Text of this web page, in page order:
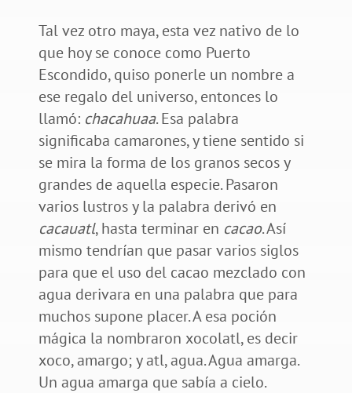
Tal vez otro maya, esta vez nativo de lo
que hoy se conoce como Puerto
Escondido, quiso ponerle un nombre a
ese regalo del universo, entonces lo
llamó: chacahuaa. Esa palabra
significaba camarones, y tiene sentido si
se mira la forma de los granos secos y
grandes de aquella especie. Pasaron
varios lustros y la palabra derivó en
cacauatl, hasta terminar en cacao. Así
mismo tendrían que pasar varios siglos
para que el uso del cacao mezclado con
agua derivara en una palabra que para
muchos supone placer. A esa poción
mágica la nombraron xocolatl, es decir
xoco, amargo; y atl, agua. Agua amarga.
Un agua amarga que sabía a cielo.